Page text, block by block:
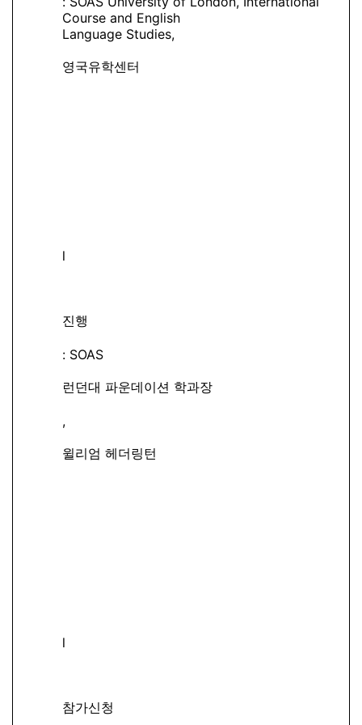
Course and English
Language Studies,
영국유학센터
l
진행
: SOAS
런던대 파운데이션 학과장
,
윌리엄 헤더링턴
l
참가신청